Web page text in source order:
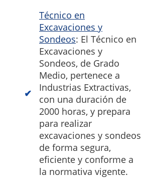
Técnico en
Excavaciones y
Sondeos: El Técnico en
Excavaciones y
Sondeos, de Grado
Medio, pertenece a
Industrias Extractivas,
con una duración de
2000 horas, y prepara
para realizar
excavaciones y sondeos
de forma segura,
eficiente y conforme a
la normativa vigente.